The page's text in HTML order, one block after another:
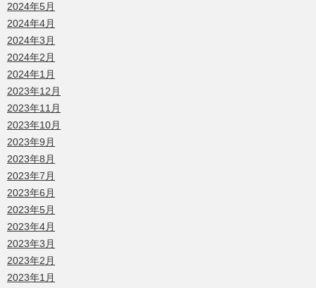
2024年5月
2024年4月
2024年3月
2024年2月
2024年1月
2023年12月
2023年11月
2023年10月
2023年9月
2023年8月
2023年7月
2023年6月
2023年5月
2023年4月
2023年3月
2023年2月
2023年1月